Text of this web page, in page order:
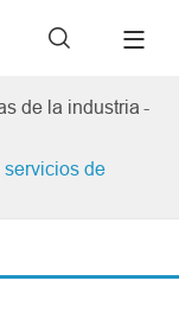

de la industria
de